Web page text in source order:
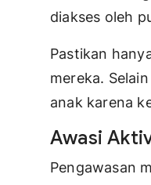
diakses oleh
Pastikan
mereka.
anak karena
Awasi
Pengawasan